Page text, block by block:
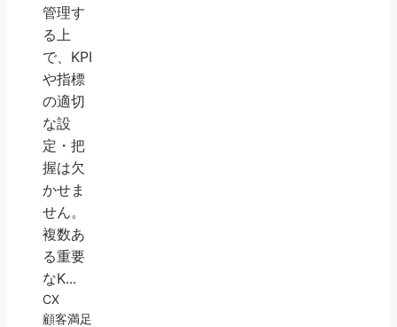
管理す
る上
で、KPI
や指標
の適切
な設
定・把
握は欠
かせま
せん。
複数あ
る重要
なK...
CX
顧客満足